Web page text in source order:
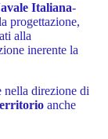
Italiana-
progettazione,
alla
inerente la
nella direzione di
anche